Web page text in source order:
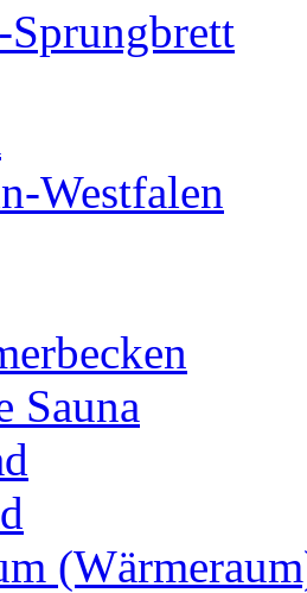
Westfalen
Sauna